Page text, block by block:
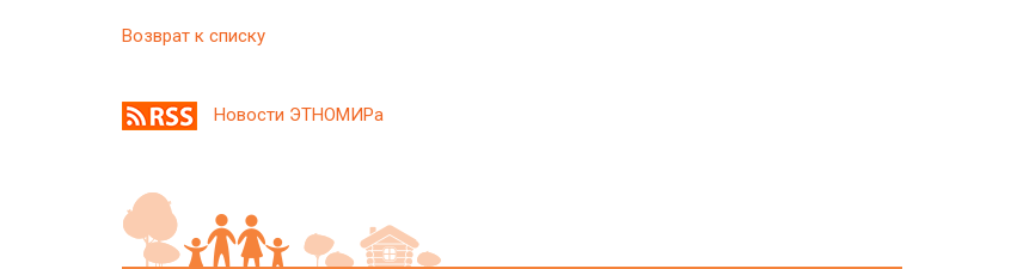
Возврат к списку
Новости ЭТНОМИРа